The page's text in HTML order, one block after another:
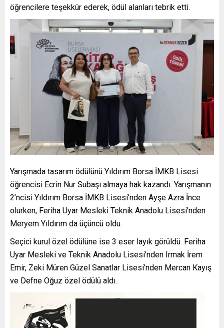
öğrencilere teşekkür ederek, ödül alanları tebrik etti.
Yarışmada tasarım ödülünü Yıldırım Borsa İMKB Lisesi
öğrencisi Ecrin Nur Subaşı almaya hak kazandı. Yarışmanın
2’ncisi Yıldırım Borsa İMKB Lisesi’nden Ayşe Azra İnce
olurken, Feriha Uyar Mesleki Teknik Anadolu Lisesi’nden
Meryem Yıldırım da üçüncü oldu.
Seçici kurul özel ödülüne ise 3 eser layık görüldü. Feriha
Uyar Mesleki ve Teknik Anadolu Lisesi’nden Irmak İrem
Emir, Zeki Müren Güzel Sanatlar Lisesi’nden Mercan Kayış
ve Defne Oğuz özel ödülü aldı.